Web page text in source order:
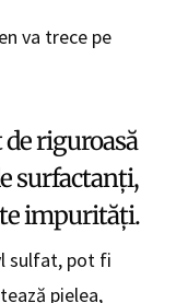
va trece pe
riguroasă
surfactanți,
impurități.
sulfat, pot fi
pielea,